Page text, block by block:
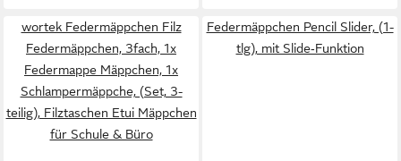
wortek Federmäppchen Filz
Federmäppchen, 3fach, 1x
Federmappe Mäppchen, 1x
Schlampermäppche, (Set, 3-
teilig), Filztaschen Etui Mäppchen
für Schule & Büro
Federmäppchen Pencil Slider, (1-
tlg), mit Slide‑Funktion